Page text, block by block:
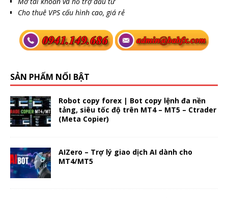
Cho thuê VPS cấu hình cao, giá rẻ
SẢN PHẨM NỔI BẬT
Robot copy forex | Bot copy lệnh đa nền
tảng, siêu tốc độ trên MT4 – MT5 – Ctrader
(Meta Copier)
AIZero – Trợ lý giao dịch AI dành cho
MT4/MT5